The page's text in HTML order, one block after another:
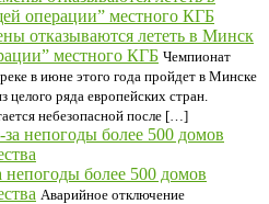
отказываются лететь в Минск
местного КГБ Чемпионат
в июне этого года пройдет в Минске
целого ряда европейских стран.
небезопасной после […]
непогоды более 500 домов
Аварийное отключение